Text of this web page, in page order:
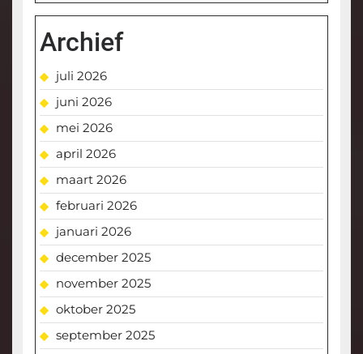
Archief
juli 2026
juni 2026
mei 2026
april 2026
maart 2026
februari 2026
januari 2026
december 2025
november 2025
oktober 2025
september 2025